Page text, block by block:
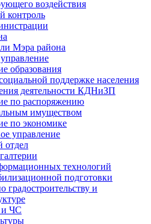
воздействия
контроль
Мэра района
образования
поддержке населения
деятельности КДНиЗП
по распоряжению
имуществом
по экономике
управление
отдел
технологий
подготовки
градостроительству и
и ЧС